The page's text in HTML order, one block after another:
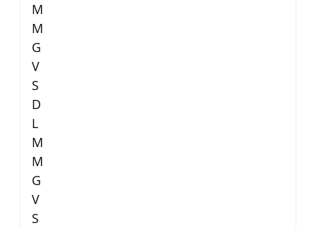
M
M
G
V
S
D
L
M
M
G
V
S